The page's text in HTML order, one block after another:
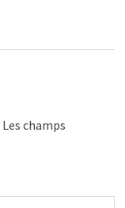
Les champs